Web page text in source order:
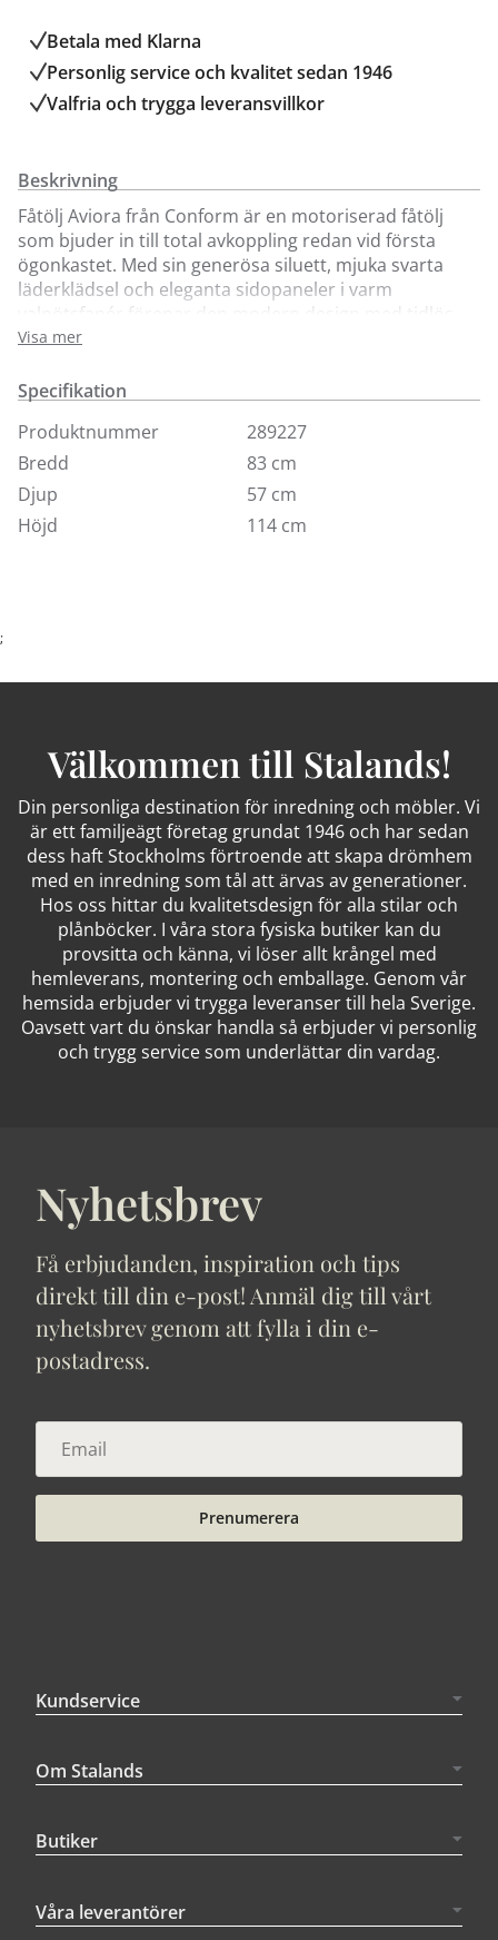
Betala med Klarna
Personlig service och kvalitet sedan 1946
Valfria och trygga leveransvillkor
Beskrivning
Fåtölj Aviora från Conform är en motoriserad fåtölj
som bjuder in till total avkoppling redan vid första
ögonkastet. Med sin generösa siluett, mjuka svarta
läderklädsel och eleganta sidopaneler i varm
valnötsfanér förenar den modern design med tidlös
komfort på ett exklusivt sätt.
Den höga ryggstödet omsluter kroppen behagligt och
det integrerade nackstödet ger perfekt stöd för långa
stunder av läsning eller filmkvällar. De fylliga
armstöden och den utfällbara fotdelen skapar en
Den stilrena kombinationen av svart läder och
Visa mer
Specifikation
Produktnummer
289227
Bredd
83 cm
Djup
57 cm
Höjd
114 cm
;
Välkommen till Stalands!
Din personliga destination för inredning och möbler. Vi
är ett familjeägt företag grundat 1946 och har sedan
dess haft Stockholms förtroende att skapa drömhem
med en inredning som tål att ärvas av generationer.
Hos oss hittar du kvalitetsdesign för alla stilar och
plånböcker. I våra stora fysiska butiker kan du
provsitta och känna, vi löser allt krångel med
hemleverans, montering och emballage. Genom vår
hemsida erbjuder vi trygga leveranser till hela Sverige.
Oavsett vart du önskar handla så erbjuder vi personlig
och trygg service som underlättar din vardag.
Nyhetsbrev
Få erbjudanden, inspiration och tips
direkt till din e-post! Anmäl dig till vårt
nyhetsbrev genom att fylla i din e-
postadress.
Prenumerera
Kundservice
Om Stalands
Butiker
Våra leverantörer